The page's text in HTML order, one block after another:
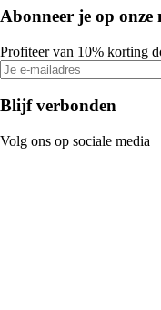
Abonneer je op onze
Profiteer van 10% korting
Blijf verbonden
Volg ons op sociale media